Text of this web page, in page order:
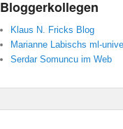
Bloggerkollegen
Klaus N. Fricks Blog
Marianne Labischs ml-
Serdar Somuncu im Web